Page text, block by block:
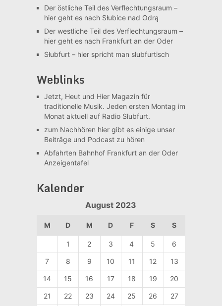
Der östliche Teil des Verflechtungsraum –
hier geht es nach Słubice nad Odrą
Der westliche Teil des Verflechtungsraum –
hier geht es nach Frankfurt an der Oder
Słubfurt –hier spricht man słubfurtisch
Weblinks
Jetzt, Heut und HierMagazin für
traditionelle Musik. Jeden ersten Montag im
Monat aktuell auf Radio Słubfurt.
zum Nachhören hier gibt es einige unser
Beiträge und Podcast zu hören
Abfahrten Bahnhof Frankfurt an der Oder
Anzeigentafel
Kalender
August 2023
M D M D F S S
1 2 3 4 5 6
7 8 9 10 11 12 13
14 15 16 17 18 19 20
21 22 23 24 25 26 27